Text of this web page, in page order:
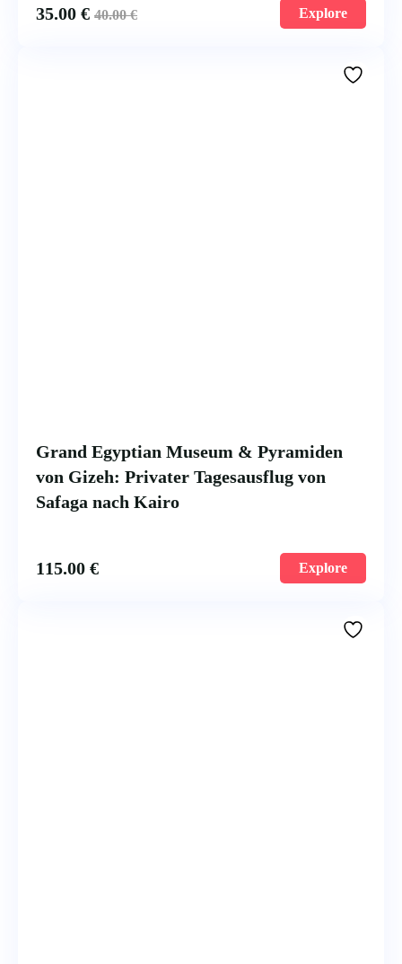
35.00 € 40.00€ Explore
Grand Egyptian Museum & Pyramiden
von Gizeh: Privater Tagesausflug von
Safaga nach Kairo
115.00 € Explore